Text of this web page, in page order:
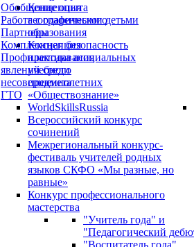
Концепция
географического
образования
Концепция
преподавания
учебного
предмета
«Обществознание»
WorldSkillsRussia
Всероссийский конкурс
сочинений
Межрегиональный конкурс-
фестиваль учителей родных
языков СКФО «Мы разные, но
равные»
Конкурс профессионального
мастерства
"Учитель года" и
"Педагогический
"Воспитатель года"
Обобщение опыта
Работа с одаренными детьми
Партнеры
Комплексная безопасность
Профилактика асоциальных
явлений среди
несовершеннолетних
ГТО